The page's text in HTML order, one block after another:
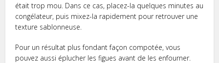
était trop mou. Dans ce cas, placez-la quelques minutes au
congélateur, puis mixez-la rapidement pour retrouver une
texture sablonneuse.
Pour un résultat plus fondant façon compotée, vous
pouvez aussi éplucher les figues avant de les enfourner.